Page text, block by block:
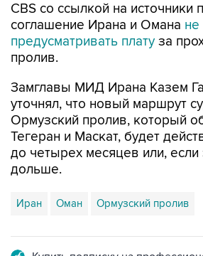
CBS со ссылкой на источники
соглашение Ирана и Омана не
предусматривать плату за
пролив.
Замглавы МИД Ирана Казем
уточнял, что новый маршрут
Ормузский пролив, который
Тегеран и Маскат, будет
до четырех месяцев или, если
дольше.
Иран Оман Ормузский пролив